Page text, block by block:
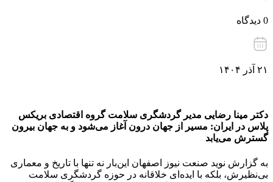
0 دیدگاه
۲۱ آذر ۱۴۰۴
دکتر مینا رضایی مدیر گردشگری سلامت گروه اقتصادی بریکس
پلاس در ایران: مسیر از جهان درون آغاز می‌شود و به جهان بیرون
گسترش می‌یابد
به گزارش نوید صنعت نیوز اصفهان این‌بار نه تنها با تاریخ و معماری
بی‌نظیرش، بلکه با ایده‌ای خلاقانه در حوزه گردشگری سلامت